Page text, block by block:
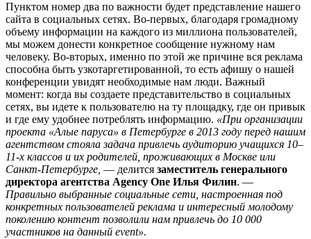
Пунктом номер два по важности будет представление нашего
сайта в социальных сетях. Во-первых, благодаря громадному
объему информации на каждого из миллиона пользователей,
мы можем донести конкретное сообщение нужному нам
человеку. Во-вторых, именно по этой же причине вся реклама
способна быть узкотаргетированной, то есть афишу о нашей
конференции увидят необходимые нам люди. Важный
момент: когда вы создаете представительство в социальных
сетях, вы идете к пользователю на ту площадку, где он привык
и где ему удобнее потреблять информацию. «При организации
проекта «Алые паруса» в Петербурге в 2013 году перед нашим
агентством стояла задача привлечь аудиторию учащихся 10–
11-х классов и их родителей, проживающих в Москве или
Санкт-Петербурге, — делится заместитель генерального
директора агентства Agency One Илья Филин. —
Правильно выбранные социальные сети, настроенная под
конкретных пользователей реклама и интересный молодому
поколению контент позволили нам привлечь до 10 000
участников на данный event».